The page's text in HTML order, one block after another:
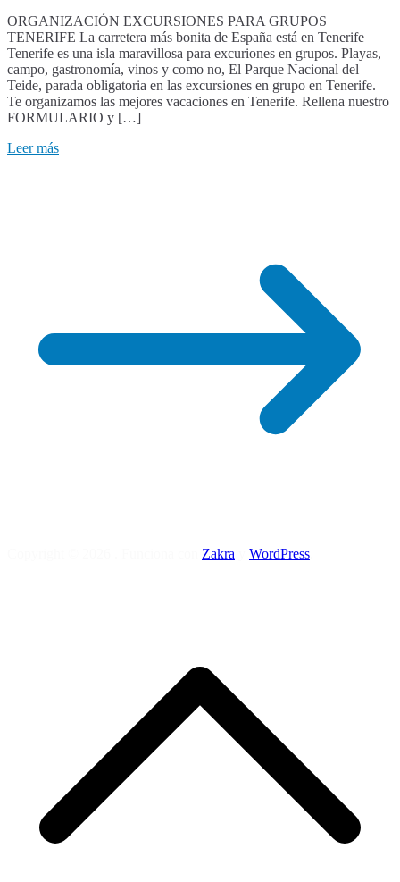
ORGANIZACIÓN EXCURSIONES PARA GRUPOS
TENERIFE La carretera más bonita de España está en Tenerife
Tenerife es una isla maravillosa para excuriones en grupos. Playas,
campo, gastronomía, vinos y como no, El Parque Nacional del
Teide, parada obligatoria en las excursiones en grupo en Tenerife.
Te organizamos las mejores vacaciones en Tenerife. Rellena nuestro
FORMULARIO y […]
Leer más
Zakra WordPress